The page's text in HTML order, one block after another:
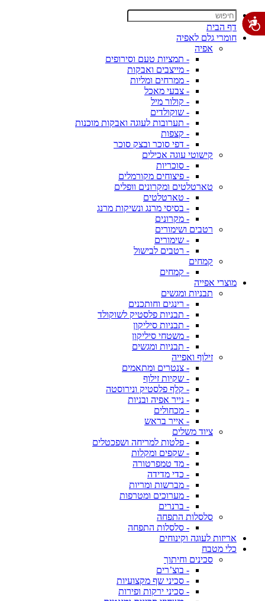
דף הבית
חומרי גלם לאפיה
אפיה
- תמציות טעם וסירופים
- מייצבים ואבקות
- ממרחים ומליות
- צבעי מאכל
- קולור מיל
- שוקולדים
- תערובות לעוגה ואבקות מוכנות
- קצפות
- דפי סוכר ובצק סוכר
קישוטי עוגה אכילים
- סוכריות
- פיצוחים מקורמלים
טארטלטים ומקרונים וופלים
- טארטלטים
- בסיסי מרנג ונשיקות מרנג
- מקרונים
רטבים ושימורים
- שימורים
- רטבים לבישול
קמחים
- קמחים
מוצרי אפייה
תבניות ומגשים
- רינגים וחותכנים
- תבניות פלסטיק לשוקולד
- תבניות סיליקון
- משטחי סיליקון
- תבניות ומגשים
זילוף ואפייה
- צנטרים ומתאמים
- שקיות זילוף
- קלף פלסטיק ונירוסטה
- נייר אפיה ובניות
- מכחולים
- אייר בראש
ציוד משלים
- פלטות למריחה ושפכטלים
- שקפים ומקלות
- מד טמפרטורה
- כדי מדידה
- מברשות ומריות
- מערוכים ומטרפות
- ברנרים
סלסלות התפחה
- סלסלות התפחה
אריזות לעוגה וקינוחים
כלי מטבח
סכינים וחיתוך
- בוצ’רים
- סכיני שף מקצועיות
- סכיני ירקות ופירות